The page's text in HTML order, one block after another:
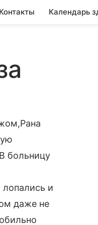
Контакты Календарь
больницу
и
даже не